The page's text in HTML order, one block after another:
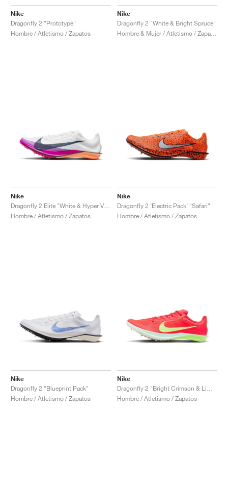
Nike
Dragonfly 2 "Prototype"
Hombre / Atletismo / Zapatos
Nike
Dragonfly 2 "White & Bright Spruce"
Nike
Hombre / Atletismo / Zapatos
Nike
Dragonfly 2 ‘Electric Pack’ "Safari"
Hombre / Atletismo / Zapatos
Nike
Dragonfly 2 "Blueprint Pack"
Hombre / Atletismo / Zapatos
Nike
Hombre / Atletismo / Zapatos